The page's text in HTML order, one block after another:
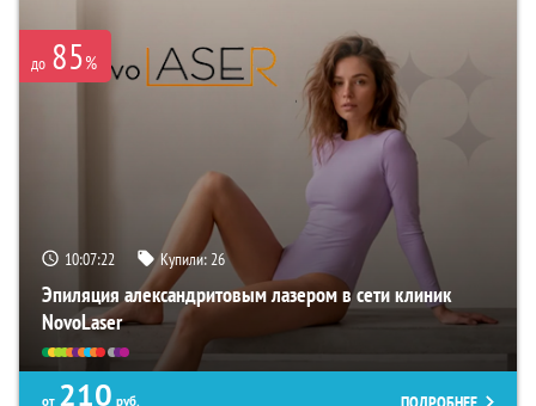
до 85%
10:07:22 Купили:26
Эпиляция александритовым лазером в сети клиник
NovoLaser
от 210 руб.